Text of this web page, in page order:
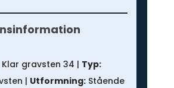
gravsten 34 | Typ:
| Utformning:Stående